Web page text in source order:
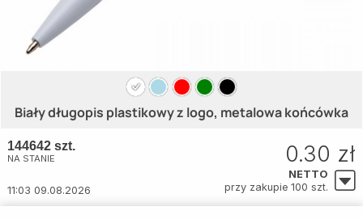
Biały długopis plastikowy z logo, metalowa końcówka
144642 szt.
NA STANIE
11:03 09.08.2026
0.30 zł
NETTO
przy zakupie 100 szt.